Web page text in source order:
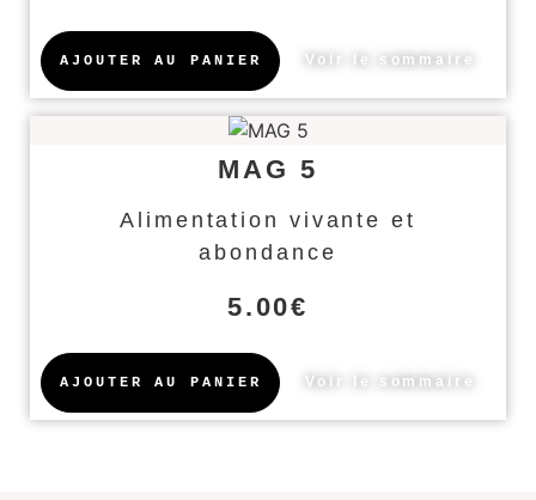
AJOUTER AU PANIER Voir le sommaire
MAG 5
Alimentation vivante et
abondance
5.00€
AJOUTER AU PANIER Voir le sommaire